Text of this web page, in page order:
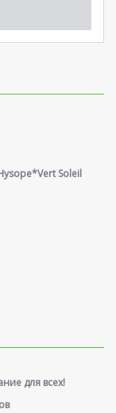
Soleil
для всех!